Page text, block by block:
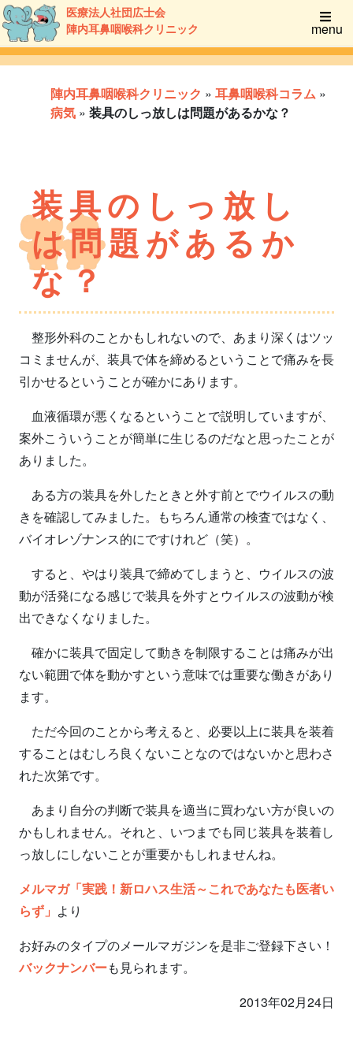
医療法人社団広士会
陣内耳鼻咽喉科クリニック
menu
陣内耳鼻咽喉科クリニック » 耳鼻咽喉科コラム »
病気 » 装具のしっ放しは問題があるかな？
装具のしっ放し
は問題があるか
な？
整形外科のことかもしれないので、あまり深くはツッ
コミませんが、装具で体を締めるということで痛みを長
引かせるということが確かにあります。
血液循環が悪くなるということで説明していますが、
案外こういうことが簡単に生じるのだなと思ったことが
ありました。
ある方の装具を外したときと外す前とでウイルスの動
きを確認してみました。もちろん通常の検査ではなく、
バイオレゾナンス的にですけれど（笑）。
すると、やはり装具で締めてしまうと、ウイルスの波
動が活発になる感じで装具を外すとウイルスの波動が検
出できなくなりました。
確かに装具で固定して動きを制限することは痛みが出
ない範囲で体を動かすという意味では重要な働きがあり
ます。
ただ今回のことから考えると、必要以上に装具を装着
することはむしろ良くないことなのではないかと思わさ
れた次第です。
あまり自分の判断で装具を適当に買わない方が良いの
かもしれません。それと、いつまでも同じ装具を装着し
っ放しにしないことが重要かもしれませんね。
メルマガ「実践！新ロハス生活～これであなたも医者い
らず」 より
お好みのタイプのメールマガジンを是非ご登録下さい！
バックナンバーも見られます。
2013年02月24日